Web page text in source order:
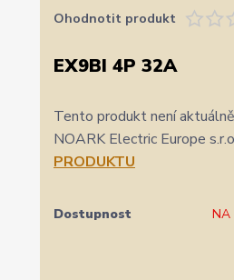
Ohodnotit produkt
EX9BI 4P 32A
Tento produkt není
NOARK Electric Europe
PRODUKTU
Dostupnost NA